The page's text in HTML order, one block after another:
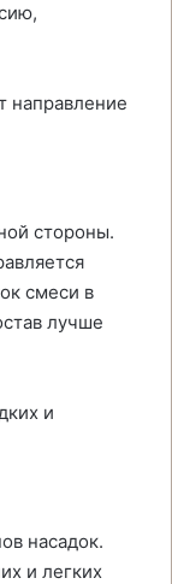
направление
стороны.
смеси в
лучше
и
насадок.
и легких